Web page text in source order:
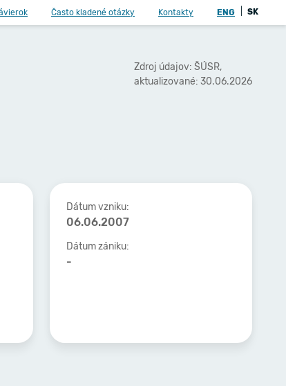
Často kladené otázky Kontakty ENG SK
Zdroj údajov: ŠÚSR,
aktualizované: 30.06.2026
Dátum vzniku:
06.06.2007
Dátum zániku:
-